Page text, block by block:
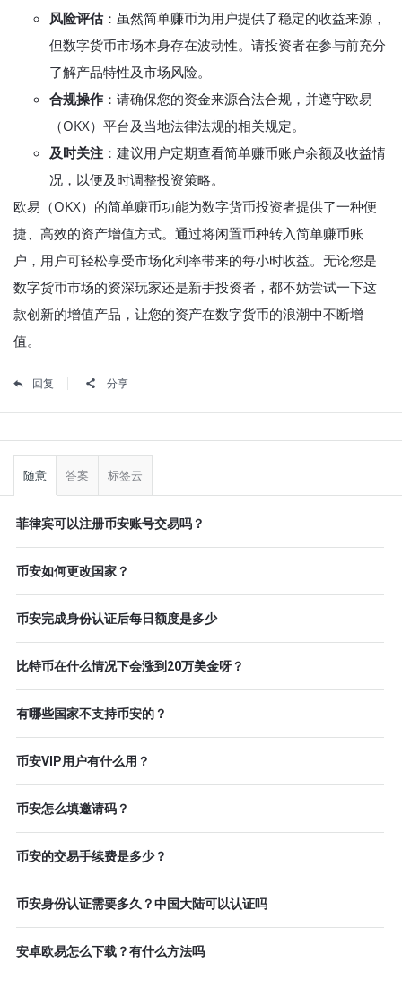
风险评估：虽然简单赚币为用户提供了稳定的收益来源，
但数字货币市场本身存在波动性。请投资者在参与前充分
了解产品特性及市场风险。
合规操作 ：请确保您的资金来源合法合规，并遵守欧易
（OKX）平台及当地法律法规的相关规定。
及时关注 ：建议用户定期查看简单赚币账户余额及收益情
况，以便及时调整投资策略。
欧易（OKX）的简单赚币功能为数字货币投资者提供了一种便
捷、高效的资产增值方式。通过将闲置币种转入简单赚币账
户，用户可轻松享受市场化利率带来的每小时收益。无论您是
数字货币市场的资深玩家还是新手投资者，都不妨尝试一下这
款创新的增值产品，让您的资产在数字货币的浪潮中不断增
值。
回复 分享
侧
随意 答案 标签云
菲律宾可以注册币安账号交易吗？
币安如何更改国家？
币安完成身份认证后每日额度是多少
比特币在什么情况下会涨到20万美金呀？
有哪些国家不支持币安的？
币安VIP用户有什么用？
币安怎么填邀请码？
币安的交易手续费是多少？
币安身份认证需要多久？中国大陆可以认证吗
安卓欧易怎么下载？有什么方法吗